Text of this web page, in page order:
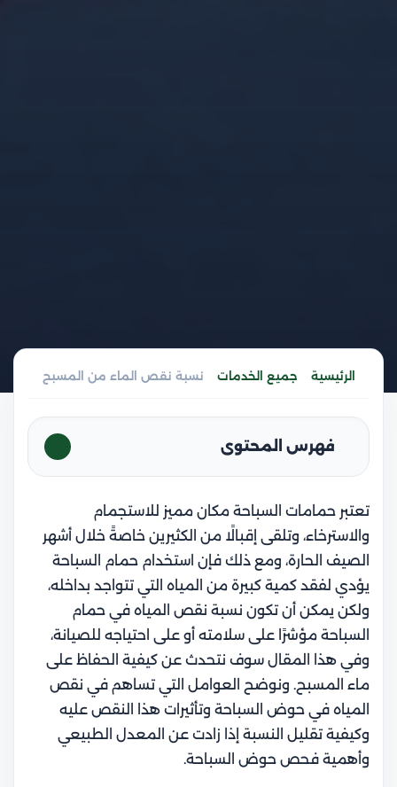
الرئيسية جميع الخدمات نسبة نقص الماء من المسبح
فهرس المحتوى
تعتبر حمامات السباحة مكان مميز للاستجمام
والاسترخاء، وتلقى إقبالًا من الكثيرين خاصةً خلال أشهر
الصيف الحارة، ومع ذلك فإن استخدام حمام السباحة
يؤدي لفقد كمية كبيرة من المياه التي تتواجد بداخله،
ولكن يمكن أن تكون نسبة نقص المياه في حمام
السباحة مؤشرًا على سلامته أو على احتياجه للصيانة،
وفي هذا المقال سوف نتحدث عن كيفية الحفاظ على
ماء المسبح. ونوضح العوامل التي تساهم في نقص
المياه في حوض السباحة وتأثيرات هذا النقص عليه
وكيفية تقليل النسبة إذا زادت عن المعدل الطبيعي
وأهمية فحص حوض السباحة.